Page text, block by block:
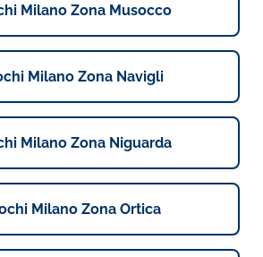
Milano Zona Musocco
Milano Zona Navigli
Milano Zona Niguarda
Milano Zona Ortica